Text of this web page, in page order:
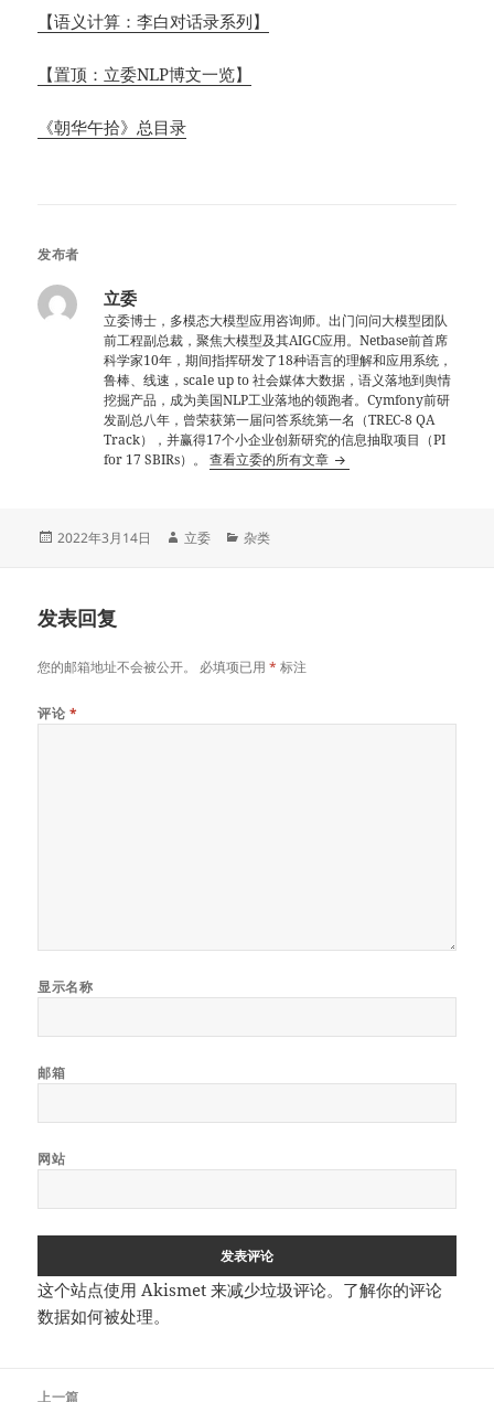
【语义计算：李白对话录系列】
【置顶：立委NLP博文一览】
《朝华午拾》总目录
发布者
立委
立委博士，多模态大模型应用咨询师。出门问问大模型团队
前工程副总裁，聚焦大模型及其AIGC应用。Netbase前首席
科学家10年，期间指挥研发了18种语言的理解和应用系统，
鲁棒、线速，scale up to 社会媒体大数据，语义落地到舆情
挖掘产品，成为美国NLP工业落地的领跑者。Cymfony前研
发副总八年，曾荣获第一届问答系统第一名（TREC-8 QA
Track），并赢得17个小企业创新研究的信息抽取项目（PI
for 17 SBIRs）。查看立委的所有文章
发
2022年3月14日
作
立委
分
杂类
发表回复
您的邮箱地址不会被公开。 必填项已用* 标注
评论 *
显示名称
邮箱
网站
这个站点使用 Akismet 来减少垃圾评论。 了解你的评论
数据如何被处理。
上一篇